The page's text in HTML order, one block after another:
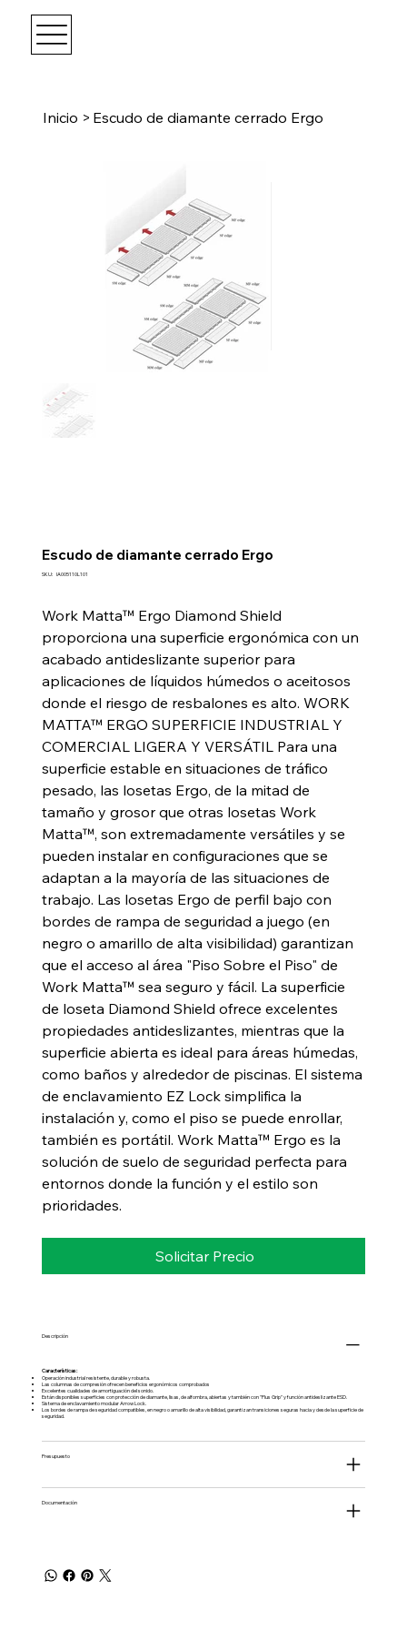
Inicio > Escudo de diamante cerrado Ergo
Escudo de diamante cerrado Ergo
SKU: SKU
IA005110L101
Work Matta™ Ergo Diamond Shield
proporciona una superficie ergonómica con un
acabado antideslizante superior para
aplicaciones de líquidos húmedos o aceitosos
donde el riesgo de resbalones es alto. WORK
MATTA™ ERGO SUPERFICIE INDUSTRIAL Y
COMERCIAL LIGERA Y VERSÁTIL Para una
superficie estable en situaciones de tráfico
pesado, las losetas Ergo, de la mitad de
tamaño y grosor que otras losetas Work
Matta™, son extremadamente versátiles y se
pueden instalar en configuraciones que se
adaptan a la mayoría de las situaciones de
trabajo. Las losetas Ergo de perfil bajo con
bordes de rampa de seguridad a juego (en
negro o amarillo de alta visibilidad) garantizan
que el acceso al área "Piso Sobre el Piso" de
Work Matta™ sea seguro y fácil. La superficie
de loseta Diamond Shield ofrece excelentes
propiedades antideslizantes, mientras que la
superficie abierta es ideal para áreas húmedas,
como baños y alrededor de piscinas. El sistema
de enclavamiento EZ Lock simplifica la
instalación y, como el piso se puede enrollar,
también es portátil. Work Matta™ Ergo es la
solución de suelo de seguridad perfecta para
entornos donde la función y el estilo son
prioridades.
Solicitar Precio
Descripción
Características:
Operación industrial resistente, durable y robusta.
Las columnas de compresión ofrecen beneficios ergonómicos comprobados
Excelentes cualidades de amortiguación del sonido.
Están disponibles superficies con protección de diamante, lisas, de alfombra, abiertas y también con "Plus Grip" y función antideslizante ESD.
Sistema de enclavamiento modular Arrow Lock.
Los bordes de rampa de seguridad compatibles, en negro o amarillo de alta visibilidad, garantizan transiciones seguras hacia y desde la superficie de
seguridad.
Presupuesto
Documentación